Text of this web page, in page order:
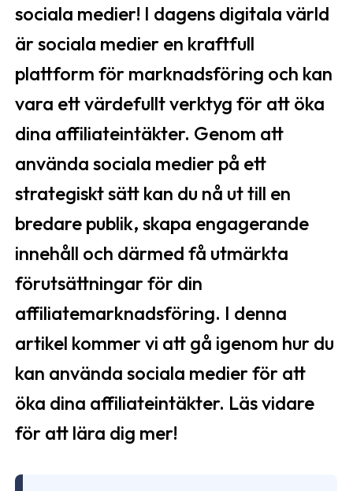
sociala medier! I dagens digitala värld
är sociala medier en kraftfull
plattform för marknadsföring och kan
vara ett värdefullt verktyg för att öka
dina affiliateintäkter. Genom att
använda sociala medier på ett
strategiskt sätt kan du nå ut till en
bredare publik, skapa engagerande
innehåll och därmed få utmärkta
förutsättningar för din
affiliatemarknadsföring. I denna
artikel kommer vi att gå igenom hur du
kan använda sociala medier för att
öka dina affiliateintäkter. Läs vidare
för att lära dig mer!